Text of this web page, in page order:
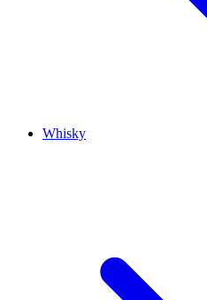
Whisky